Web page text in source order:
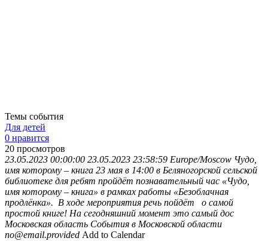
Темы события
Для детей
0 нравится
20 просмотров
23.05.2023 00:00:00 23.05.2023 23:58:59 Europe/Moscow Чудо,
имя которому – книга 23 мая в 14:00 в Беляногорской сельской
библиотеке для ребят пройдёт познавательный час «Чудо,
имя которому – книга» в рамках работы «Безоблачная
продлёнка». В ходе мероприятия речь пойдёт о самой
простой книге! На сегодняшний момент это самый дос
Московская область События в Московской области
no@email.provided Add to Calendar